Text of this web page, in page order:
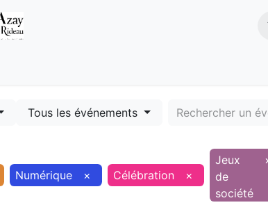
Tous les événements
Numérique × Célébration ×
Jeux
de
société